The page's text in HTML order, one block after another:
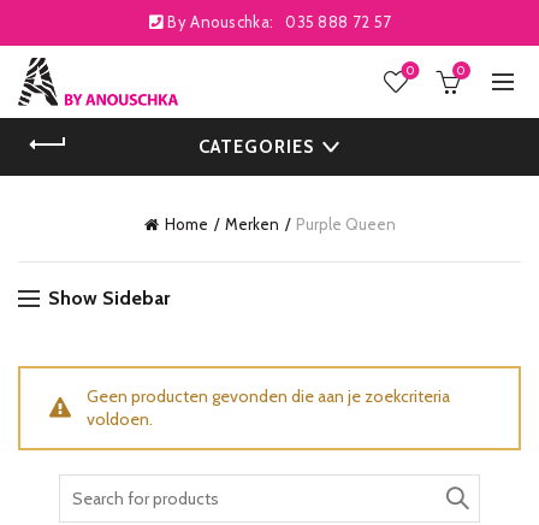
By Anouschka: 035 888 72 57
0 0
CATEGORIES
Home Merken Purple Queen
Show Sidebar
Geen producten gevonden die aan je zoekcriteria
voldoen.